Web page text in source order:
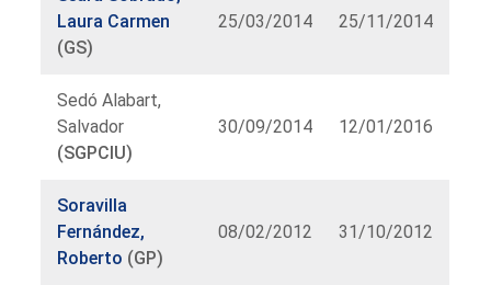
Laura Carmen
(GS)
25/03/2014 25/11/2014
Sedó Alabart,
Salvador
(SGPCIU)
30/09/2014 12/01/2016
Soravilla
Fernández,
Roberto (GP)
08/02/2012 31/10/2012